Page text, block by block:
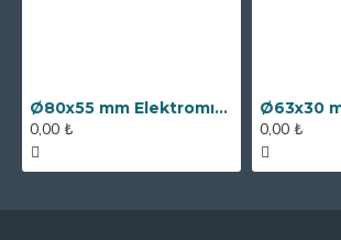
Ø80x55 mm Elektromıknatıs - 250 kg Çekim Gücü
0,00 ₺ 0,00 ₺